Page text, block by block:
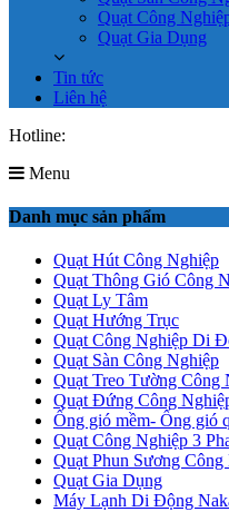
Quạt Công
Quạt Gia Dụng
Tin tức
Liên hệ
Hotline:
Menu
Danh mục sản phẩm
Quạt Hút Công Nghiệp
Quạt Thông Gió Công
Quạt Ly Tâm
Quạt Hướng Trục
Quạt Công Nghiệp Di
Quạt Sàn Công Nghiệp
Quạt Treo Tường Công
Quạt Đứng Công
Ống gió mềm- Ống gió
Quạt Công Nghiệp 3
Quạt Phun Sương Công
Quạt Gia Dụng
Máy Lạnh Di Động